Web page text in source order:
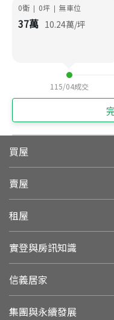
0衛 | 0坪 | 無車位
37萬 10.24萬/坪
115/04成交
買屋
賣屋
租屋
實登與房訊知識
信義居家
集團與永續發展